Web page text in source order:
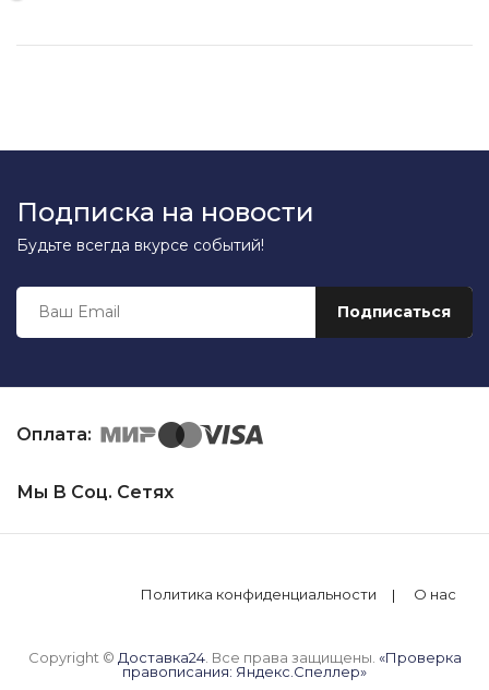
Подписка на новости
Будьте всегда вкурсе событий!
Оплата:
Мы В Соц. Сетях
Политика конфиденциальности О нас
Copyright © Доставка24. Все права защищены. «Проверка
правописания: Яндекс.Спеллер»